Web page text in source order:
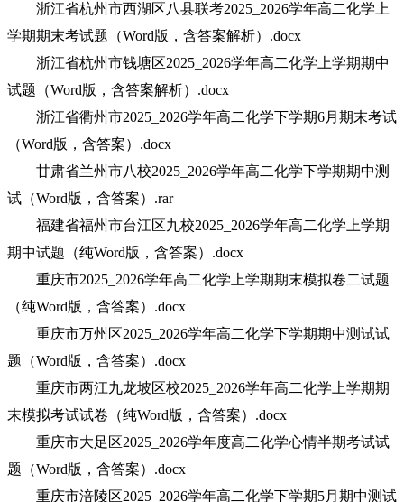
浙江省杭州市西湖区八县联考2025_2026学年高二化学上
学期期末考试题（Word版，含答案解析）.docx
浙江省杭州市钱塘区2025_2026学年高二化学上学期期中
试题（Word版，含答案解析）.docx
浙江省衢州市2025_2026学年高二化学下学期6月期末考试
（Word版，含答案）.docx
甘肃省兰州市八校2025_2026学年高二化学下学期期中测
试（Word版，含答案）.rar
福建省福州市台江区九校2025_2026学年高二化学上学期
期中试题（纯Word版，含答案）.docx
重庆市2025_2026学年高二化学上学期期末模拟卷二试题
（纯Word版，含答案）.docx
重庆市万州区2025_2026学年高二化学下学期期中测试试
题（Word版，含答案）.docx
重庆市两江九龙坡区校2025_2026学年高二化学上学期期
末模拟考试试卷（纯Word版，含答案）.docx
重庆市大足区2025_2026学年度高二化学心情半期考试试
题（Word版，含答案）.docx
重庆市涪陵区2025_2026学年高二化学下学期5月期中测试